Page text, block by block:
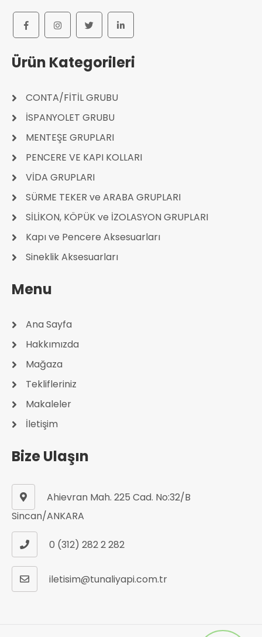
Ürün Kategorileri
CONTA/FİTİL GRUBU
İSPANYOLET GRUBU
MENTEŞE GRUPLARI
PENCERE VE KAPI KOLLARI
VİDA GRUPLARI
SÜRME TEKER ve ARABA GRUPLARI
SİLİKON, KÖPÜK ve İZOLASYON GRUPLARI
Kapı ve Pencere Aksesuarları
Sineklik Aksesuarları
Menu
Ana Sayfa
Hakkımızda
Mağaza
Teklifleriniz
Makaleler
İletişim
Bize Ulaşın
Ahievran Mah. 225 Cad. No:32/B
Sincan/ANKARA
0 (312) 282 2 282
iletisim@tunaliyapi.com.tr